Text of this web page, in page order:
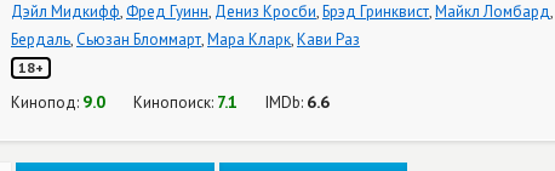
Дэйл Мидкифф,Фред Гуинн, Дениз Кросби,Брэд Гринквист,Майкл Ломбард,
Бердаль,Сьюзан Бломмарт,Мара Кларк,Кави Раз
18+
Кинопод: 9.0 Кинопоиск: 7.1 IMDb: 6.6